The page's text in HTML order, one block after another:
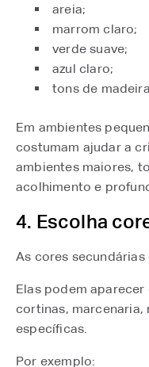
areia;
marrom claro;
verde suave;
azul claro;
tons de
Em ambientes
costumam ajudar a
ambientes maiores,
acolhimento e
4. Escolha
As cores
Elas podem
cortinas, marcenaria,
específicas.
Por exemplo: